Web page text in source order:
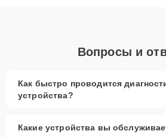
Вопросы и
Как быстро проводится
устройства?
Какие устройства вы